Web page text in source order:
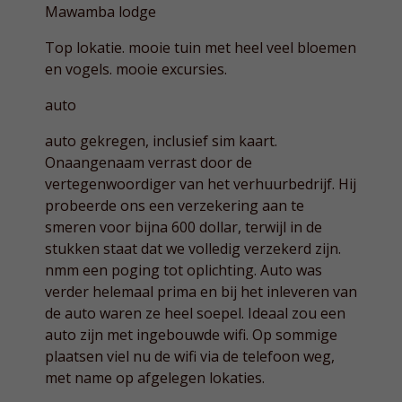
Mawamba lodge
Top lokatie. mooie tuin met heel veel bloemen
en vogels. mooie excursies.
auto
auto gekregen, inclusief sim kaart.
Onaangenaam verrast door de
vertegenwoordiger van het verhuurbedrijf. Hij
probeerde ons een verzekering aan te
smeren voor bijna 600 dollar, terwijl in de
stukken staat dat we volledig verzekerd zijn.
nmm een poging tot oplichting. Auto was
verder helemaal prima en bij het inleveren van
de auto waren ze heel soepel. Ideaal zou een
auto zijn met ingebouwde wifi. Op sommige
plaatsen viel nu de wifi via de telefoon weg,
met name op afgelegen lokaties.